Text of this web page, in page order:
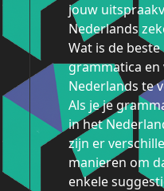
jouw
Nederlands
Wat is de
grammatica
Nederlands te
Als je je
in het
zijn er
manieren om
enkele